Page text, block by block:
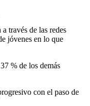
través de las redes
jóvenes en lo que
% de los demás
con el paso de